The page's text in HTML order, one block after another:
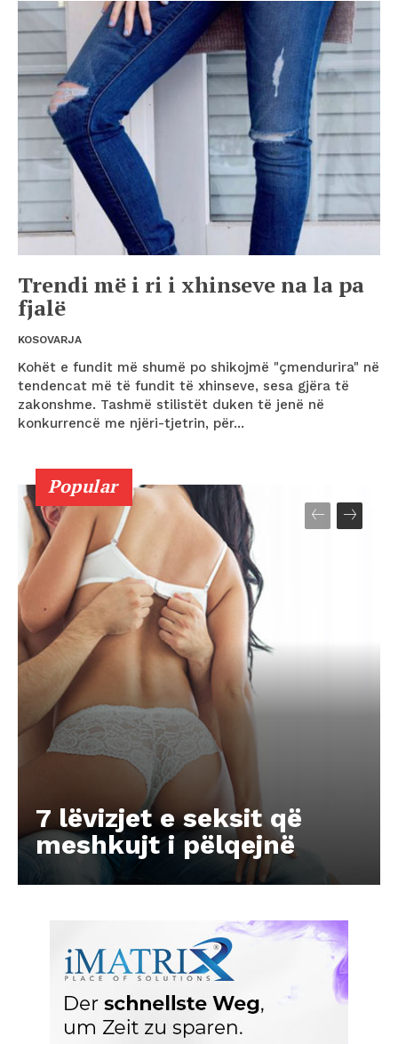
Trendi më i ri i xhinseve na la pa
fjalë
KOSOVARJA
Kohët e fundit më shumë po shikojmë "çmendurira" në
tendencat më të fundit të xhinseve, sesa gjëra të
zakonshme. Tashmë stilistët duken të jenë në
konkurrencë me njëri-tjetrin, për...
Popular
7 lëvizjet e seksit që
meshkujt i pëlqejnë